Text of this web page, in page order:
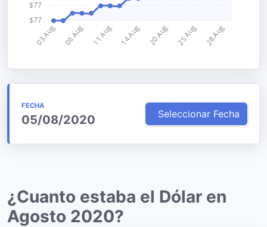
FECHA
05/08/2020 Seleccionar Fecha
¿Cuanto estaba el Dólar en
Agosto 2020?